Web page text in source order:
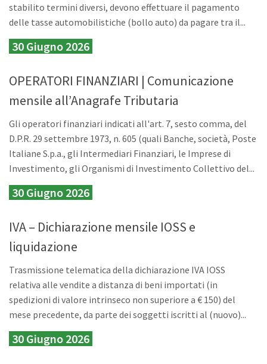
stabilito termini diversi, devono effettuare il pagamento
delle tasse automobilistiche (bollo auto) da pagare tra il...
30 Giugno 2026
OPERATORI FINANZIARI | Comunicazione
mensile all’Anagrafe Tributaria
Gli operatori finanziari indicati all'art. 7, sesto comma, del
D.P.R. 29 settembre 1973, n. 605 (quali Banche, società, Poste
Italiane S.p.a., gli Intermediari Finanziari, le Imprese di
Investimento, gli Organismi di Investimento Collettivo del...
30 Giugno 2026
IVA – Dichiarazione mensile IOSS e
liquidazione
Trasmissione telematica della dichiarazione IVA IOSS
relativa alle vendite a distanza di beni importati (in
spedizioni di valore intrinseco non superiore a € 150) del
mese precedente, da parte dei soggetti iscritti al (nuovo)...
30 Giugno 2026